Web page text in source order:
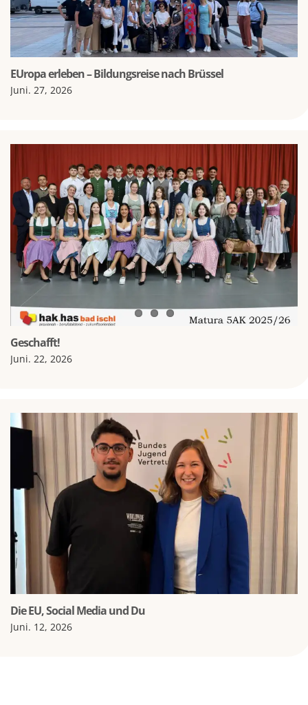
EUropa erleben – Bildungsreise nach Brüssel
Juni. 27, 2026
Geschafft!
Juni. 22, 2026
Die EU, Social Media und Du
Juni. 12, 2026